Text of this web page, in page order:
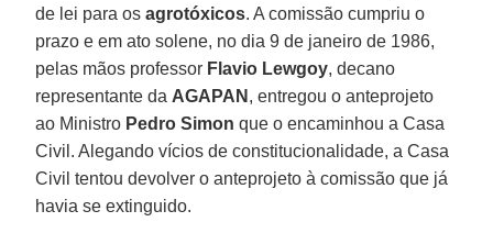
de lei para osagrotóxicos. A comissão cumpriu o
prazo e em ato solene, no dia 9 de janeiro de 1986,
pelas mãos professor Flavio Lewgoy, decano
representante da AGAPAN , entregou o anteprojeto
ao Ministro Pedro Simon que o encaminhou a Casa
Civil. Alegando vícios de constitucionalidade, a Casa
Civil tentou devolver o anteprojeto à comissão que já
havia se extinguido.